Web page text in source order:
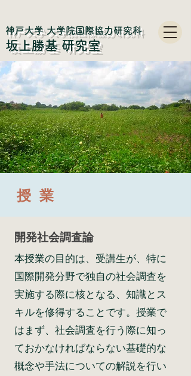
神戸大学 大学院国際協力研究科
​坂上勝基 研究室
授 業
開発社会調査論
本授業の目的は、受講生が、特に
国際開発分野で独自の社会調査を
実施する際に核となる、知識とス
キルを修得することです。授業で
はまず、社会調査を行う際に知っ
ておかなければならない基礎的な
概念や手法についての解説を行い